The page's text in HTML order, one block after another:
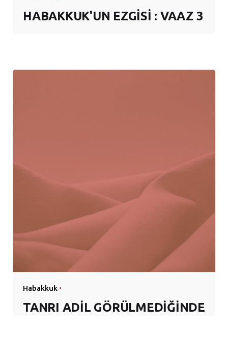
HABAKKUK'UN EZGİSİ : VAAZ 3
Habakkuk
TANRI ADİL GÖRÜLMEDİĞİNDE